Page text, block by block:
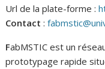
Url de la plate-forme :
Contact :
FabMSTIC est un
prototypage rapide